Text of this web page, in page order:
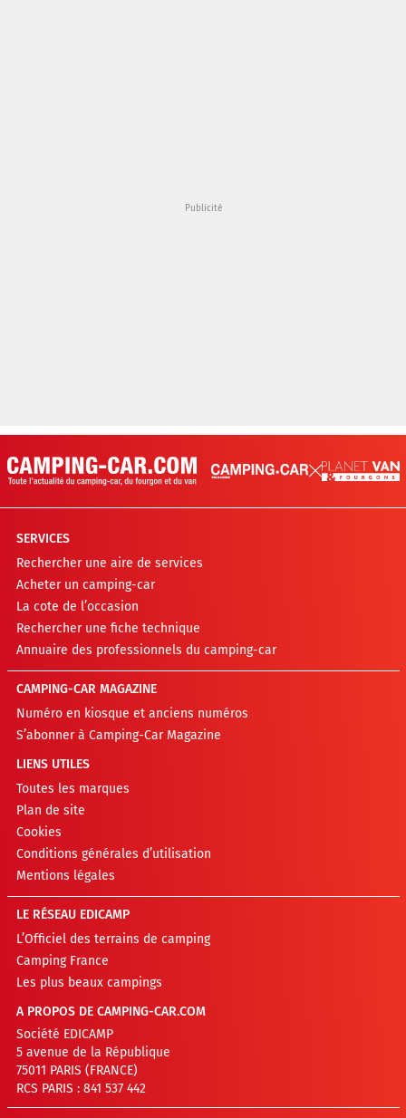
SERVICES
Rechercher une aire de services
Acheter un camping-car
La cote de l’occasion
Rechercher une fiche technique
Annuaire des professionnels du camping-car
CAMPING-CAR MAGAZINE
Numéro en kiosque et anciens numéros
S’abonner à Camping-Car Magazine
LIENS UTILES
Toutes les marques
Plan de site
Cookies
Conditions générales d’utilisation
Mentions légales
LE RÉSEAU EDICAMP
L’Officiel des terrains de camping
Camping France
Les plus beaux campings
A PROPOS DE CAMPING-CAR.COM
Société EDICAMP
5 avenue de la République
75011 PARIS (FRANCE)
RCS PARIS : 841 537 442